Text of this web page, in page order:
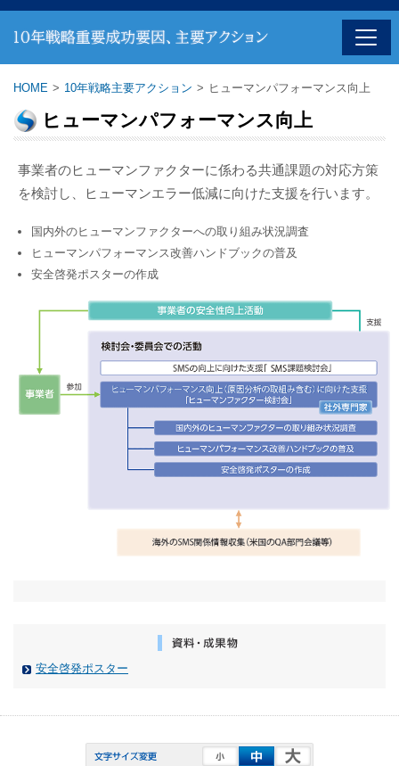
HOME > 10年戦略主要アクション > ヒューマンパフォーマンス向上
ヒューマンパフォーマンス向上
事業者のヒューマンファクターに係わる共通課題の対応方策
を検討し、ヒューマンエラー低減に向けた支援を行います。
国内外のヒューマンファクターへの取り組み状況調査
ヒューマンパフォーマンス改善ハンドブックの普及
安全啓発ポスターの作成
安全啓発ポスター